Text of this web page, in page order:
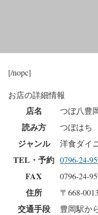
[/nopc]
お店の詳細情報
店名 つぼ八豊
読み方 つぼはち
ジャンル 洋食ダイ
TEL・予約 0796-24-
FAX 0796-24-
住所 〒668-0013
交通手段 豊岡駅か